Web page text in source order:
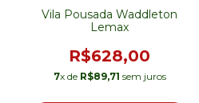
Vila Pousada Waddleton
Lemax
R$628,00
7x de R$89,71 sem juros